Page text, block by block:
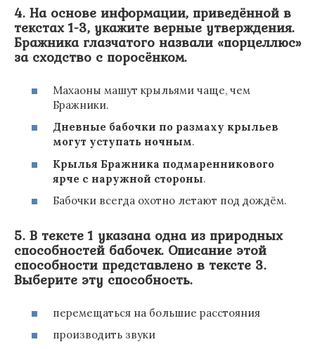
4. На основе информации, приведённой в
текстах 1-3, укажите верные утверждения.
Бражника глазчатого назвали «порцеллюс»
за сходство с поросёнком.
Махаоны машут крыльями чаще, чем
Бражники.
Дневные бабочки по размаху крыльев
могут уступать ночным.
Крылья Бражника подмаренникового
ярче с наружной стороны.
Бабочки всегда охотно летают под дождём.
5. В тексте 1 указана одна из природных
способностей бабочек. Описание этой
способности представлено в тексте 3.
Выберите эту способность.
перемещаться на большие расстояния
производить звуки